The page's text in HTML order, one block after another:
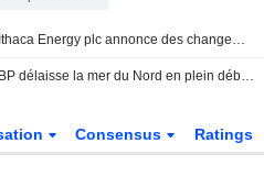
Ithaca Energy plc annonce des changements au sein de son conseil d'administration et de ses comités, effectifs au 5 août 2026
BP délaisse la mer du Nord en plein débat sur les forages
Consensus Ratings